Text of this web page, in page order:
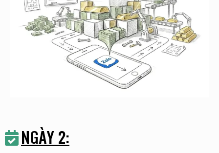
NGÀY 2: